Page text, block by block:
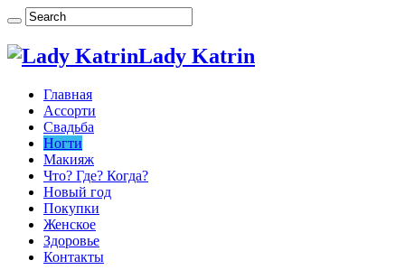
Lady Katrin
Главная
Ассорти
Свадьба
Ногти
Макияж
Что? Где? Когда?
Новый год
Покупки
Женское
Здоровье
Контакты